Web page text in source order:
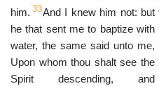
him. 33And I knew him not: but
he that sent me to baptize with
water, the same said unto me,
Upon whom thou shalt see the
Spirit descending, and